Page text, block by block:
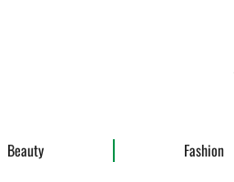
Beauty Fashion